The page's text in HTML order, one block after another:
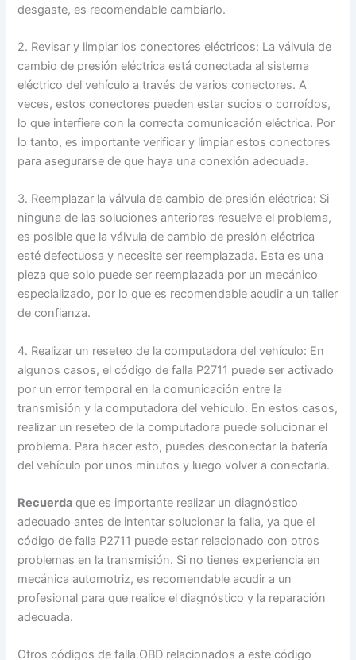
desgaste, es recomendable cambiarlo.
2. Revisar y limpiar los conectores eléctricos: La válvula de
cambio de presión eléctrica está conectada al sistema
eléctrico del vehículo a través de varios conectores. A
veces, estos conectores pueden estar sucios o corroídos,
lo que interfiere con la correcta comunicación eléctrica. Por
lo tanto, es importante verificar y limpiar estos conectores
para asegurarse de que haya una conexión adecuada.
3. Reemplazar la válvula de cambio de presión eléctrica: Si
ninguna de las soluciones anteriores resuelve el problema,
es posible que la válvula de cambio de presión eléctrica
esté defectuosa y necesite ser reemplazada. Esta es una
pieza que solo puede ser reemplazada por un mecánico
especializado, por lo que es recomendable acudir a un taller
de confianza.
4. Realizar un reseteo de la computadora del vehículo: En
algunos casos, el código de falla P2711 puede ser activado
por un error temporal en la comunicación entre la
transmisión y la computadora del vehículo. En estos casos,
realizar un reseteo de la computadora puede solucionar el
problema. Para hacer esto, puedes desconectar la batería
del vehículo por unos minutos y luego volver a conectarla.
Recuerda que es importante realizar un diagnóstico
adecuado antes de intentar solucionar la falla, ya que el
código de falla P2711 puede estar relacionado con otros
problemas en la transmisión. Si no tienes experiencia en
mecánica automotriz, es recomendable acudir a un
profesional para que realice el diagnóstico y la reparación
adecuada.
Otros códigos de falla OBD relacionados a este código